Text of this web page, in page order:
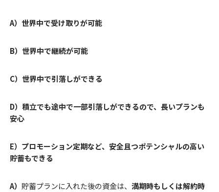
A）世界中で受け取りが可能
B）世界中で継続が可能
C）世界中で引落しができる
D）積立でも途中で一部引落しができるので、長いプランも
安心
E）プロモーション定期など、安全且つポテンシャルの高い
貯蓄もできる
A） 貯蓄プランに入れた後の資金は、 満期時もしくは解約時